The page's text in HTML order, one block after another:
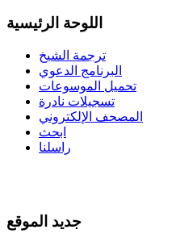
اللوحة الرئيسية
ترجمة الشيخ
البرنامج الدعوي
تحميل الموسوعات
تسجيلات نادرة
المصحف الإلكتروني
ابحث
راسلنا
جديد الموقع